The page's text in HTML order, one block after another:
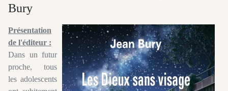
Bury
Présentation
de l'éditeur :
Dans un futur
proche, tous
les adolescents